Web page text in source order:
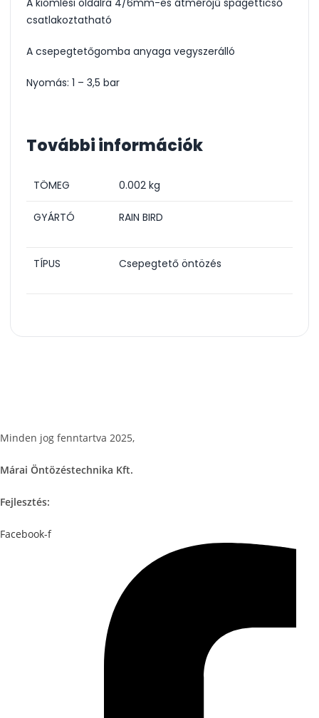
A kiömlési oldalra 4/6mm-es átmérőjű spagetticső
csatlakoztatható
A csepegtetőgomba anyaga vegyszerálló
Nyomás: 1 – 3,5 bar
További információk
TÖMEG 0.002 kg
GYÁRTÓ RAIN BIRD
TÍPUS Csepegtető öntözés
Minden jog fenntartva 2025,
Márai Öntözéstechnika Kft.
Fejlesztés:
Facebook-f